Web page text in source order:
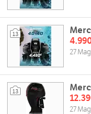
13
27
13
27